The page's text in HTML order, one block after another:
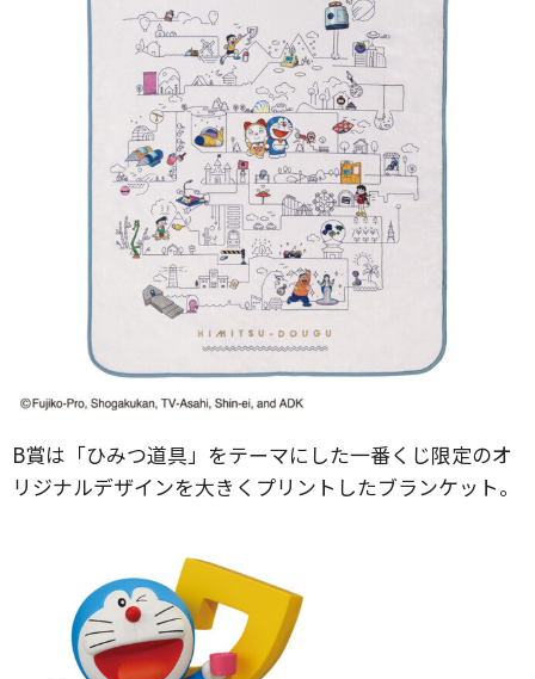
B賞は「ひみつ道具」をテーマにした一番くじ限定のオ
リジナルデザインを大きくプリントしたブランケット。